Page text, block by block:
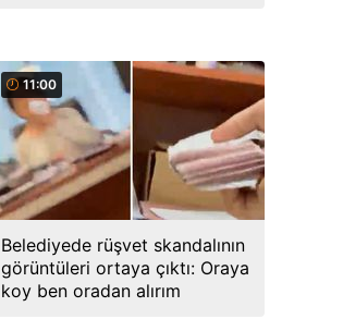
11:00
Belediyede rüşvet skandalının
görüntüleri ortaya çıktı: Oraya
koy ben oradan alırım